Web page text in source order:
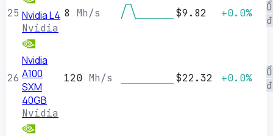
25 Nvidia L4
Nvidia
8 Mh/s $9.82 +0.0%
26
Nvidia
A100
SXM
40GB
Nvidia
120 Mh/s $22.32 +0.0%